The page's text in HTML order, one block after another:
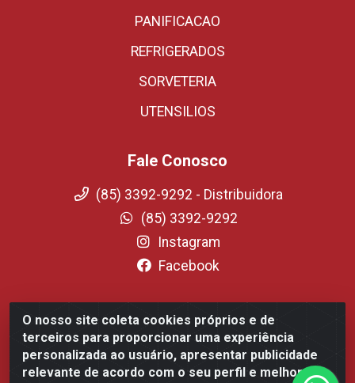
O nosso site coleta cookies próprios e de
terceiros para proporcionar uma experiência
personalizada ao usuário, apresentar publicidade
relevante de acordo com o seu perfil e melhorar a
PANIFICACAO
REFRIGERADOS
SORVETERIA
UTENSILIOS
Fale Conosco
(85) 3392-9292 - Distribuidora
(85) 3392-9292
Instagram
Facebook
Fortali Distribuidora de Alimentos LTDA - Avenida Tomaz
Coelho, 1268 - Messejana, Fortaleza/CE - CEP 60.863-254-
CNPJ 09.317.318.0001-75